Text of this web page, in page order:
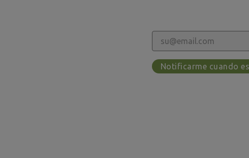
Notificarme cuando